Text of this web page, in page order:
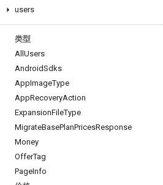
users
类型
All Users
AndroidSdks
AppImageType
AppRecoveryAction
ExpansionFileType
MigrateBasePlanPricesResponse
Money
OfferTag
PageInfo